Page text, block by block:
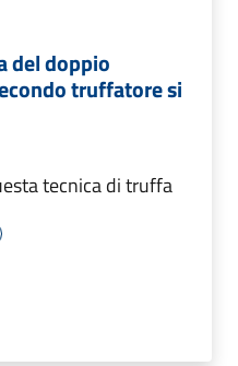
del doppio
truffatore si
tecnica di truffa